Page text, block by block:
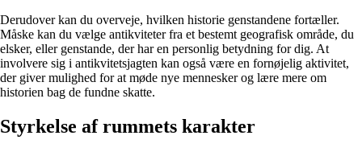
Derudover kan du overveje, hvilken historie genstandene fortæller.
Måske kan du vælge antikviteter fra et bestemt geografisk område, du
elsker, eller genstande, der har en personlig betydning for dig. At
involvere sig i antikvitetsjagten kan også være en fornøjelig aktivitet,
der giver mulighed for at møde nye mennesker og lære mere om
historien bag de fundne skatte.
Styrkelse af rummets karakter